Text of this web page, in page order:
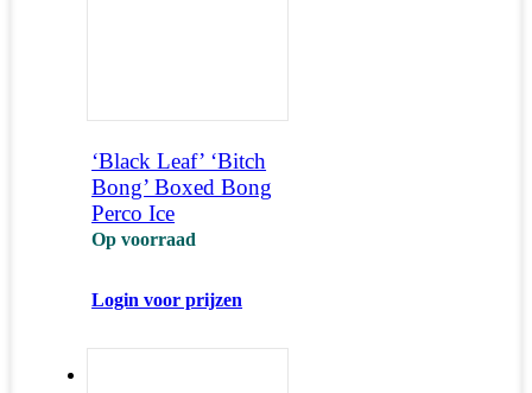
‘Black Leaf’ ‘Bitch
Bong’ Boxed Bong
Perco Ice
Op voorraad
Login voor prijzen